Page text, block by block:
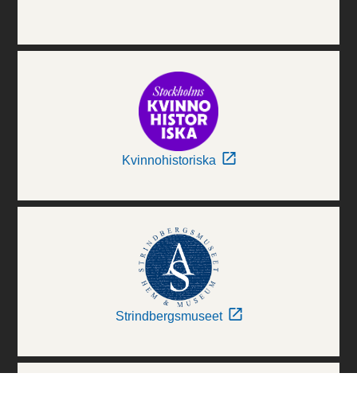
Kvinnohistoriska
Strindbergsmuseet